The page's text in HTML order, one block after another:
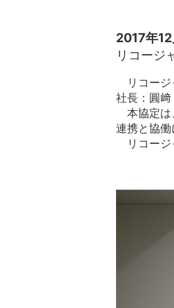
2017年12
リコージ
リコー
社長：圓
本協定
連携と協働
リコー